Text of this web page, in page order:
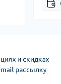
и скидках
рассылку